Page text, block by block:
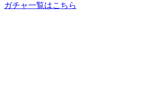
ガチャ一覧はこちら